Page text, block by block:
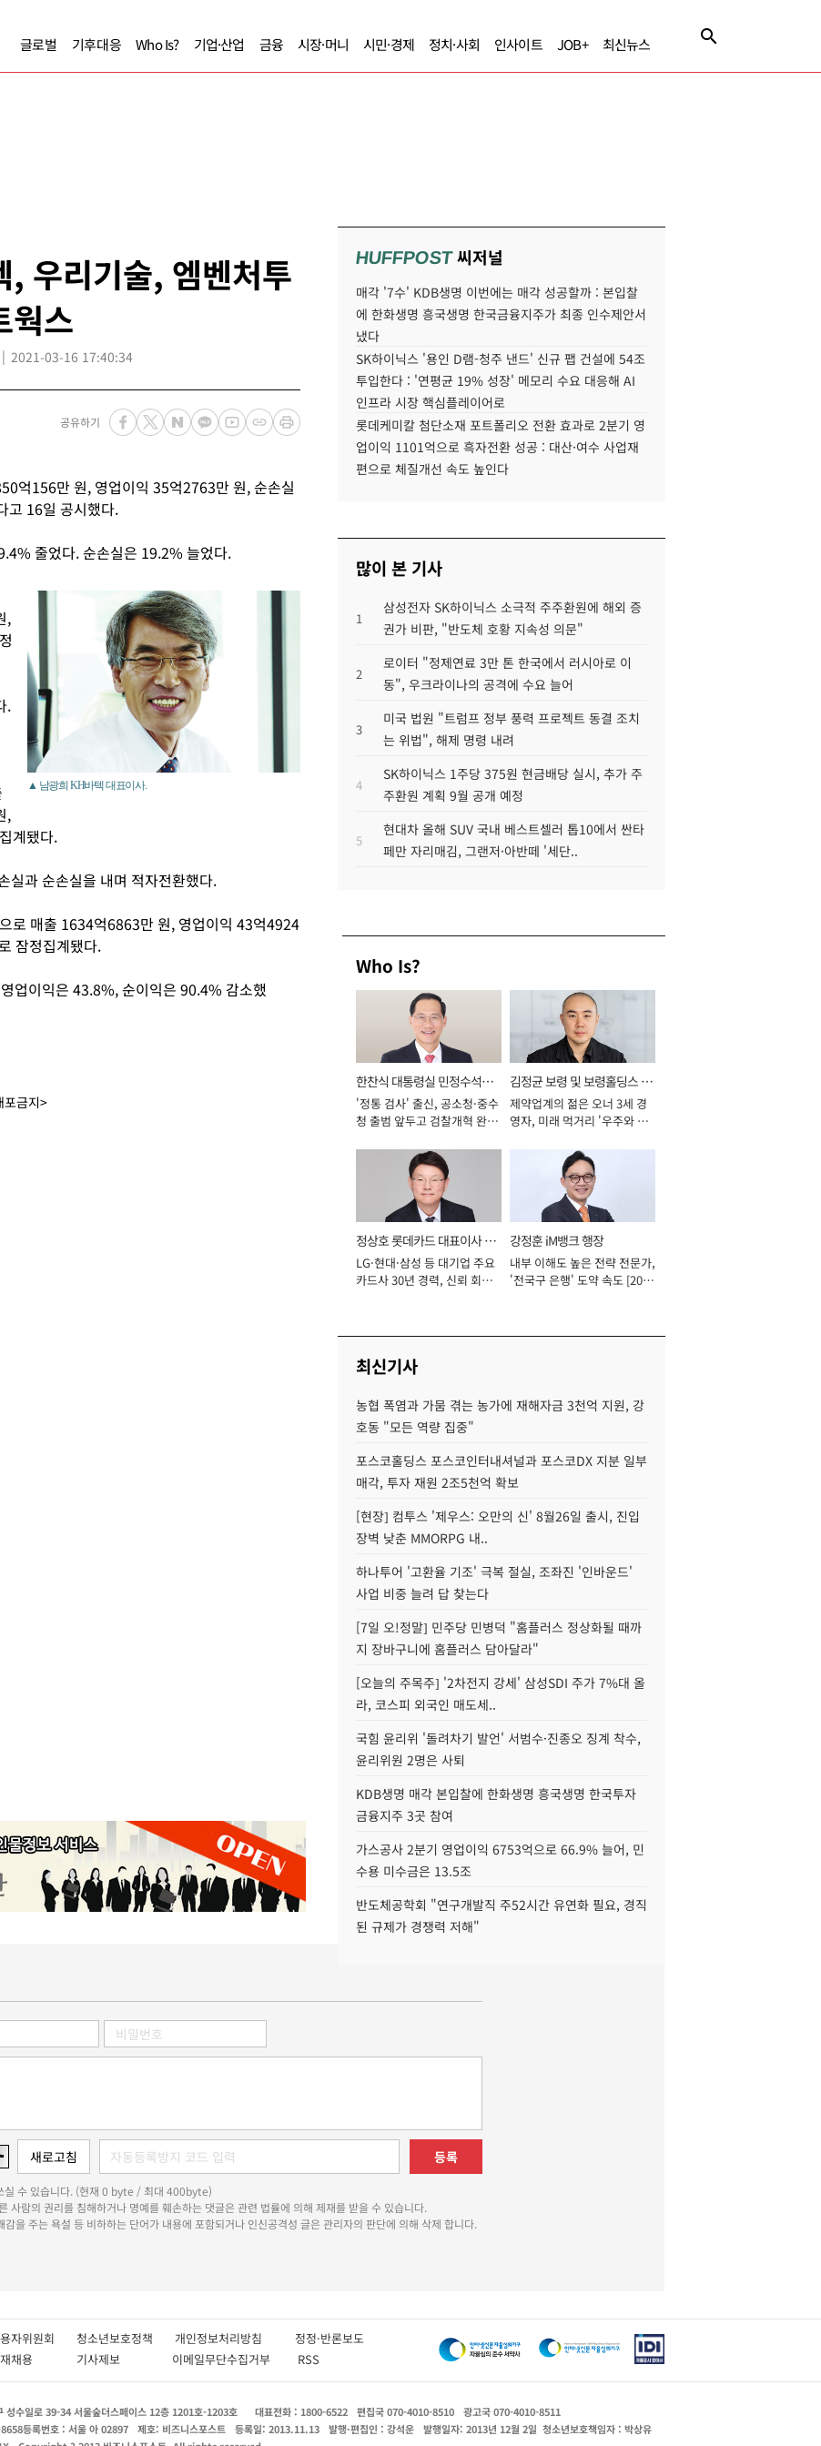
글로벌 기후대응 Who Is? 기업·산업 금융 시장·머니 시민·경제 정치·사회 인사이트 JOB+ 최신뉴스
우리기술, 엠벤처투
웍스
2021-03-16 17:40:34
공유하기
억156만 원, 영업이익 35억2763만 원, 순손실
고 16일 공시했다.
줄었다. 순손실은 19.2% 늘었다.
▲ 남광희 KH바텍 대표이사.
,
.
,
계됐다.
과 순손실을 내며 적자전환했다.
로 매출 1634억6863만 원, 영업이익 43억4924
잠정집계됐다.
업이익은 43.8%, 순이익은 90.4% 감소했
포금지>
HUFFPOST씨저널
매각 '7수' KDB생명 이번에는 매각 성공할까 : 본입찰
에 한화생명 흥국생명 한국금융지주가 최종 인수제안서
냈다
SK하이닉스 '용인 D램-청주 낸드' 신규 팹 건설에 54조
투입한다 : '연평균 19% 성장' 메모리 수요 대응해 AI
인프라 시장 핵심플레이어로
롯데케미칼 첨단소재 포트폴리오 전환 효과로 2분기 영
업이익 1101억으로 흑자전환 성공 : 대산·여수 사업재
편으로 체질개선 속도 높인다
많이 본 기사
1
삼성전자 SK하이닉스 소극적 주주환원에 해외 증
권가 비판, "반도체 호황 지속성 의문"
2
로이터 "정제연료 3만 톤 한국에서 러시아로 이
동", 우크라이나의 공격에 수요 늘어
3
미국 법원 "트럼프 정부 풍력 프로젝트 동결 조치
는 위법", 해제 명령 내려
4
SK하이닉스 1주당 375원 현금배당 실시, 추가 주
주환원 계획 9월 공개 예정
5
현대차 올해 SUV 국내 베스트셀러 톱10에서 싼타
페만 자리매김, 그랜저·아반떼 '세단..
Who Is?
한찬식 대통령실 민정수석비
서관
'정통 검사' 출신, 공소청·중수
청 출범 앞두고 검찰개혁 완수
김정균 보령 및 보령홀딩스 대
표이사 사장
제약업계의 젊은 오너 3세 경
영자, 미래 먹거리 '우주와 헬
정상호 롯데카드 대표이사 사
장
LG·현대·삼성 등 대기업 주요
카드사 30년 경력, 신뢰 회복
강정훈 iM뱅크 행장
내부 이해도 높은 전략 전문가,
'전국구 은행' 도약 속도 [2026
최신기사
농협 폭염과 가뭄 겪는 농가에 재해자금 3천억 지원, 강
호동 "모든 역량 집중"
포스코홀딩스 포스코인터내셔널과 포스코DX 지분 일부
매각, 투자 재원 2조5천억 확보
[현장] 컴투스 '제우스: 오만의 신' 8월26일 출시, 진입
장벽 낮춘 MMORPG 내..
하나투어 '고환율 기조' 극복 절실, 조좌진 '인바운드'
사업 비중 늘려 답 찾는다
[7일 오!정말] 민주당 민병덕 "홈플러스 정상화될 때까
지 장바구니에 홈플러스 담아달라"
[오늘의 주목주] '2차전지 강세' 삼성SDI 주가 7%대 올
라, 코스피 외국인 매도세..
국힘 윤리위 '돌려차기 발언' 서범수·진종오 징계 착수,
윤리위원 2명은 사퇴
KDB생명 매각 본입찰에 한화생명 흥국생명 한국투자
금융지주 3곳 참여
가스공사 2분기 영업이익 6753억으로 66.9% 늘어, 민
수용 미수금은 13.5조
반도체공학회 "연구개발직 주52시간 유연화 필요, 경직
된 규제가 경쟁력 저해"
등록
실 수 있습니다. (현재 0 byte / 최대 400byte)
사람의 권리를 침해하거나 명예를 훼손하는 댓글은 관련 법률에 의해 제재를 받을 수 있습니다.
감을 주는 욕설 등 비하하는 단어가 내용에 포함되거나 인신공격성 글은 관리자의 판단에 의해 삭제 합니다.
용자위원회 청소년보호정책 개인정보처리방침 정정·반론보도
재채용 기사제보 이메일무단수집거부 RSS
성수일로 39-34 서울숲더스페이스 12층 1201호-1203호 대표전화 : 1800-6522 편집국 070-4010-8510
광고국 070-4010-8511
등록번호 : 서울 아 02897 제호: 비즈니스포스트 등록일: 2013.11.13 발행·편집인 : 강석운 발행일자: 2013년 12월 2일 청소년보호책임자 : 박상유